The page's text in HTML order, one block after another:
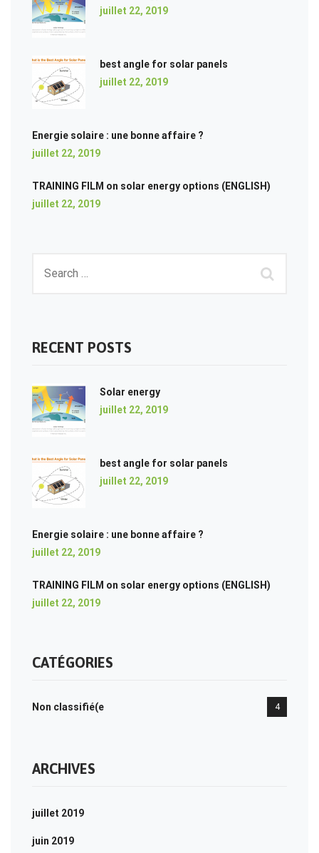
juillet 22, 2019
best angle for solar panels
juillet 22, 2019
Energie solaire : une bonne affaire ?
juillet 22, 2019
TRAINING FILM on solar energy options (ENGLISH)
juillet 22, 2019
RECENT POSTS
Solar energy
juillet 22, 2019
best angle for solar panels
juillet 22, 2019
Energie solaire : une bonne affaire ?
juillet 22, 2019
TRAINING FILM on solar energy options (ENGLISH)
juillet 22, 2019
CATÉGORIES
Non classifié(e 4
ARCHIVES
juillet 2019
juin 2019